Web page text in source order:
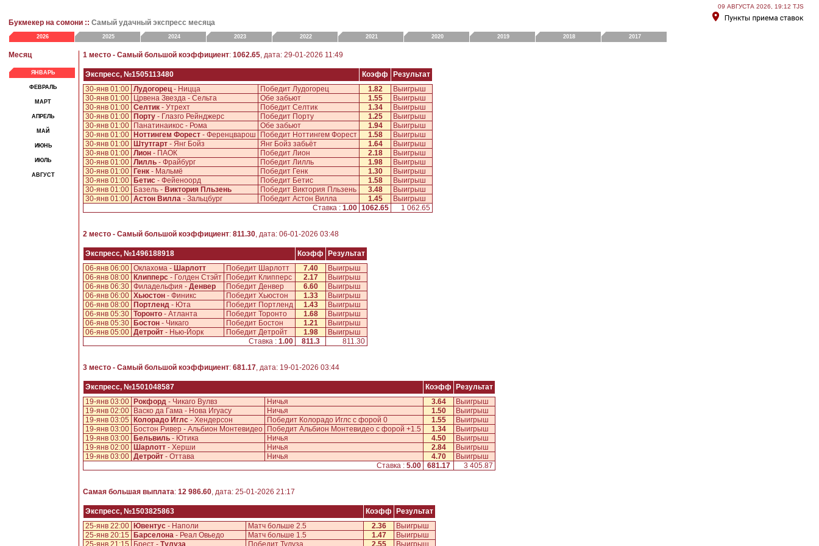
09 АВГУСТА 2026, 19:12 TJS
Букмекер на сомони :: Самый удачный экспресс месяца
2026 2025 2024 2023 2022 2021 2020 2019 2018 2017
Месяц
ЯНВАРЬ
ФЕВРАЛЬ
МАРТ
АПРЕЛЬ
МАЙ
ИЮНЬ
ИЮЛЬ
АВГУСТ
1 место - Самый большой коэффициент: 1062.65, дата: 29-01-2026 11:49
Экспресс, №1505113480 Коэфф
Результат
30-янв 01:00 Лудогорец- Ницца Победит Лудогорец 1.82
Выигрыш
30-янв 01:00
Црвена Звезда - Сельта Обе забьют 1.55
Выигрыш
30-янв 01:00 Селтик - Утрехт Победит Селтик 1.34
Выигрыш
30-янв 01:00
Порту - Глазго Рейнджерс Победит Порту 1.25
Выигрыш
30-янв 01:00
Панатинаикос - Рома Обе забьют 1.94
Выигрыш
30-янв 01:00
Ноттингем Форест - Ференцварош Победит Ноттингем Форест 1.58
Выигрыш
30-янв 01:00
Штутгарт - Янг Бойз Янг Бойз забьёт 1.64
Выигрыш
30-янв 01:00 Лион - ПАОК Победит Лион 2.18
Выигрыш
30-янв 01:00 Лилль - Фрайбург Победит Лилль 1.98
Выигрыш
30-янв 01:00
Генк - Мальмё Победит Генк 1.30
Выигрыш
30-янв 01:00
Бетис - Фейеноорд Победит Бетис 1.58
Выигрыш
30-янв 01:00
Базель - Виктория Пльзень Победит Виктория Пльзень 3.48
Выигрыш
30-янв 01:00 Астон Вилла - Зальцбург Победит Астон Вилла 1.45
Выигрыш
Ставка : 1.00 1062.65 1 062.65
2 место - Самый большой коэффициент: 811.30, дата: 06-01-2026 03:48
Экспресс, №1496188918 Коэфф
Результат
06-янв 06:00 Оклахома - Шарлотт Победит Шарлотт 7.40
Выигрыш
06-янв 08:00
Клипперс - Голден Стэйт Победит Клипперс 2.17
Выигрыш
06-янв 06:30 Филадельфия - Денвер Победит Денвер 6.60
Выигрыш
06-янв 06:00 Хьюстон - Финикс Победит Хьюстон 1.33
Выигрыш
06-янв 08:00
Портленд - Юта Победит Портленд 1.43
Выигрыш
06-янв 05:30 Торонто - Атланта Победит Торонто 1.68
Выигрыш
06-янв 05:30
Бостон - Чикаго Победит Бостон 1.21
Выигрыш
06-янв 05:00 Детройт - Нью-Йорк Победит Детройт 1.98
Выигрыш
Ставка : 1.00 811.3 811.30
3 место - Самый большой коэффициент: 681.17, дата: 19-01-2026 03:44
Экспресс, №1501048587 Коэфф
Результат
19-янв 03:00
Рокфорд - Чикаго Вулвз Ничья 3.64
Выигрыш
19-янв 02:00
Васко да Гама - Нова Игуасу Ничья 1.50
Выигрыш
19-янв 03:05
Колорадо Иглс - Хендерсон Победит Колорадо Иглс с форой 0 1.55
Выигрыш
19-янв 03:00
Бостон Ривер - Альбион Монтевидео Победит Альбион Монтевидео с форой +1.5 1.34
Выигрыш
19-янв 03:00
Бельвиль - Ютика Ничья 4.50
Выигрыш
19-янв 02:00
Шарлотт - Херши Ничья 2.84
Выигрыш
19-янв 03:00 Детройт - Оттава Ничья 4.70
Выигрыш
Ставка : 5.00 681.17 3 405.87
Самая большая выплата: 12 986.60, дата: 25-01-2026 21:17
Экспресс, №1503825863 Коэфф
Результат
25-янв 22:00
Ювентус - Наполи Матч больше 2.5 2.36
Выигрыш
25-янв 20:15
Барселона - Реал Овьедо Матч больше 1.5 1.47
Выигрыш
25-янв 21:15
Брест - Тулуза Победит Тулуза 2.55 Выигрыш